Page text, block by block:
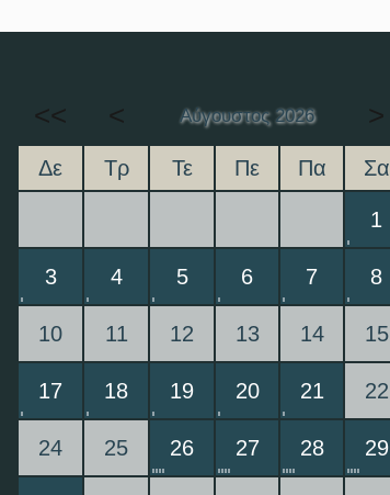
<< < Αύγουστος 2026 >
Δε Τρ Τε Πε Πα Σα
1
3 4 5 6 7 8
10 11 12 13 14 15
17 18 19 20 21 22
24 25 26 27 28 29